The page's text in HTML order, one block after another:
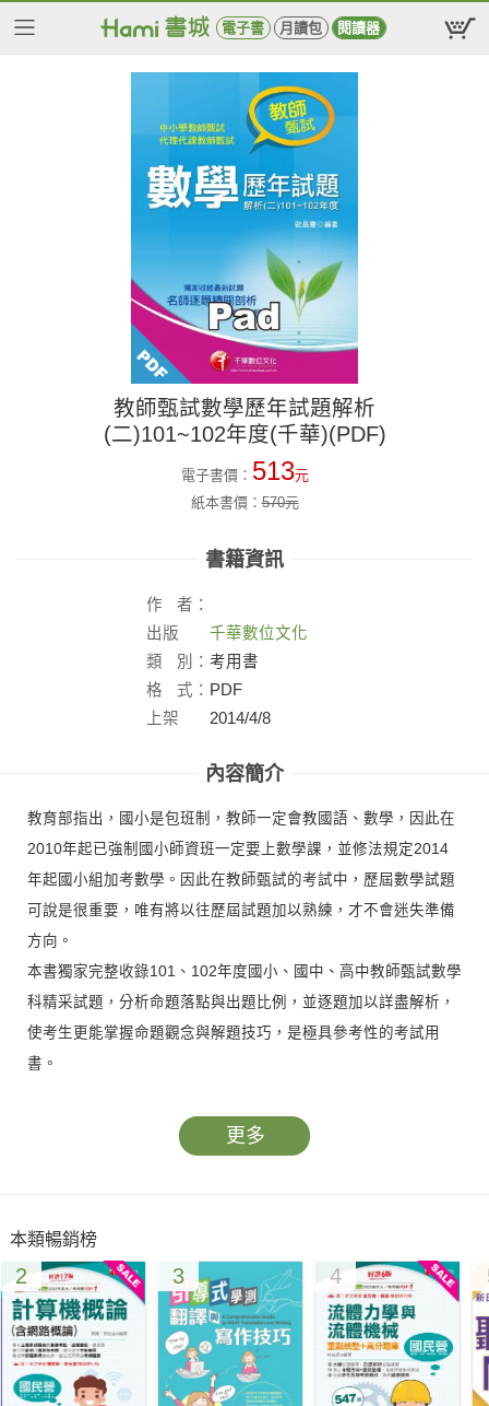
電子書 月讀包 閱讀器
教師甄試數學歷年試題解析
(二)101~102年度(千華)(PDF)
電子書價： 513元
紙本書價：570元
書籍資訊
作
者：
出版
社：
千華數位文化
類
別： 考用書
格
式： PDF
上架
2014/4/8
內容簡介
教育部指出，國小是包班制，教師一定會教國語、數學，因此在
2010年起已強制國小師資班一定要上數學課，並修法規定2014
年起國小組加考數學。因此在教師甄試的考試中，歷屆數學試題
可說是很重要，唯有將以往歷屆試題加以熟練，才不會迷失準備
方向。
本書獨家完整收錄101、102年度國小、國中、高中教師甄試數學
科精采試題，分析命題落點與出題比例，並逐題加以詳盡解析，
使考生更能掌握命題觀念與解題技巧，是極具參考性的考試用
書。
足的考生朋友，建議讀者可先自行練習，再核對答案並參考解
析。擁有此書，您已手握進入教師之門的鑰匙！
更多
本類暢銷榜
2 3 4